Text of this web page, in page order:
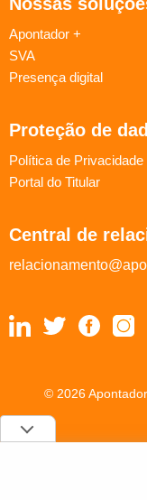
Nossas
Apontador +
SVA
Presença digital
Proteção de
Política de Privacidade
Portal do Titular
Central de
© 2026